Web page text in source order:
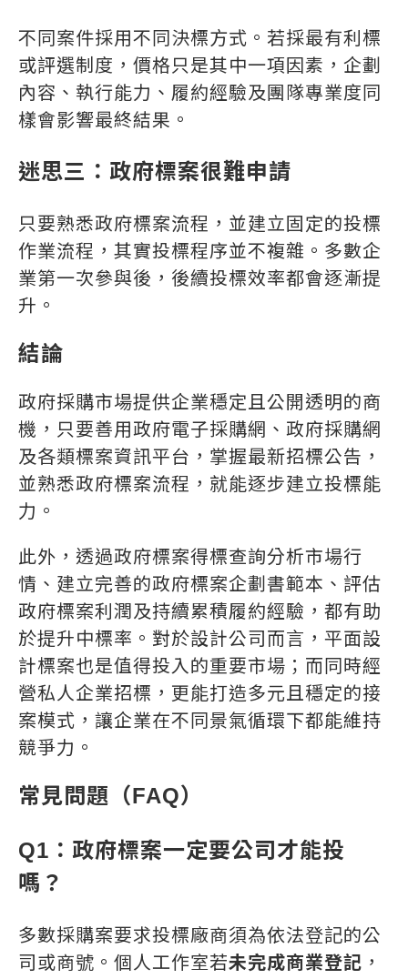
不同案件採用不同決標方式。若採最有利標
或評選制度，價格只是其中一項因素，企劃
內容、執行能力、履約經驗及團隊專業度同
樣會影響最終結果。
迷思三：政府標案很難申請
只要熟悉政府標案流程，並建立固定的投標
作業流程，其實投標程序並不複雜。多數企
業第一次參與後，後續投標效率都會逐漸提
升。
結論
政府採購市場提供企業穩定且公開透明的商
機，只要善用政府電子採購網、政府採購網
及各類標案資訊平台，掌握最新招標公告，
並熟悉政府標案流程，就能逐步建立投標能
力。
此外，透過政府標案得標查詢分析市場行
情、建立完善的政府標案企劃書範本、評估
政府標案利潤及持續累積履約經驗，都有助
於提升中標率。對於設計公司而言，平面設
計標案也是值得投入的重要市場；而同時經
營私人企業招標，更能打造多元且穩定的接
案模式，讓企業在不同景氣循環下都能維持
競爭力。
常見問題（FAQ）
Q1：政府標案一定要公司才能投
嗎？
多數採購案要求投標廠商須為依法登記的公
司或商號。個人工作室若未完成商業登記 ，